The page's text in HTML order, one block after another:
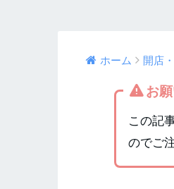
ホーム 開店
お
この記
のでご